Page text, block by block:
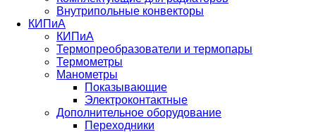
Внутрипольные конвекторы
КИПиА
КИПиА
Термопреобразователи и термопары
Термометры
Манометры
Показывающие
Электроконтактные
Дополнительное оборудование
Переходники